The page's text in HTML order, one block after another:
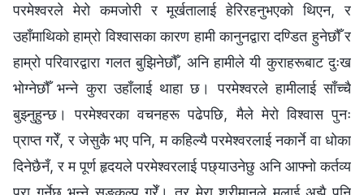
परमेश्‍वरले मेरो कमजोरी र मूर्खतालाई हेरिरहनुभएको थिएन, र
उहाँमाथिको हाम्रो विश्वासका कारण हामी कानुनद्वारा दण्डित हुनेछौँ र
हाम्रो परिवारद्वारा गलत बुझिनेछौँ, अनि हामीले यी कुराहरूबाट दुःख
भोग्नेछौँ भन्ने कुरा उहाँलाई थाहा छ। परमेश्‍वरले हामीलाई साँच्चै
बुझ्नुहुन्छ। परमेश्‍वरका वचनहरू पढेपछि, मैले मेरो विश्वास पुनः
प्राप्त गरेँ, र जेसुकै भए पनि, म कहिल्यै परमेश्‍वरलाई नकार्ने वा धोका
दिनेछैनँ, र म पूर्ण हृदयले परमेश्‍वरलाई पछ्याउनेछु अनि आफ्नो कर्तव्य